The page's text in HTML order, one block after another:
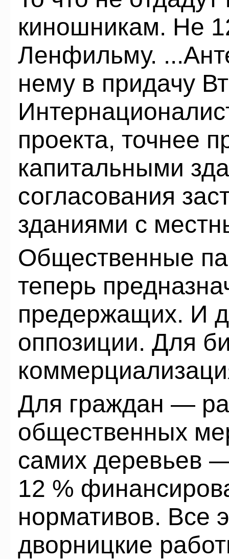
киношникам. Не
Ленфильму.
нему в придачу
проекта, точнее
капитальными
согласования
зданиями с
Общественные
теперь
предержащих. И
оппозиции. Для
Для граждан —
общественных
самих деревьев
12 %
нормативов. Все
дворницкие